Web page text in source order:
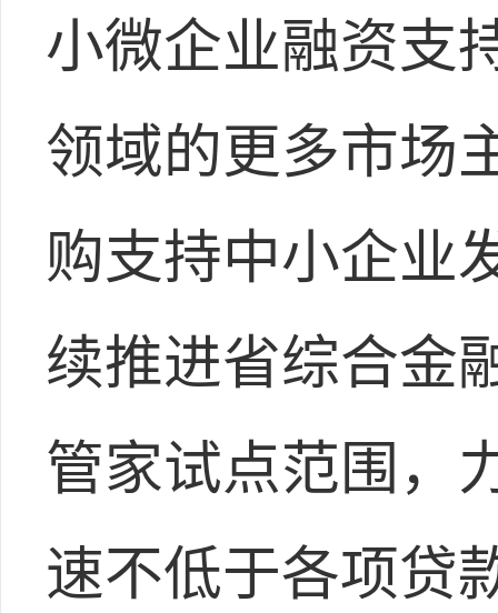
小微企业融资支
领域的更多市场
购支持中小企业
续推进省综合金
管家试点范围，
速不低于各项贷